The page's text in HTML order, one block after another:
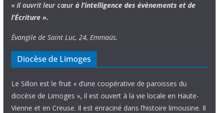
« Il ouvrit leur cœur à l’intelligence des évènements et de
l’Écriture ».
Évangile de Saint Luc, 24, Emmaüs.
Diocèse de Limoges
Le Sillon est le fruit « d’une coopérative de paroisses du
diocèse de Limoges », il est ouvert à la vie locale en Haute-
Vienne et en Creuse. Il est enraciné dans l’histoire limousine. Il